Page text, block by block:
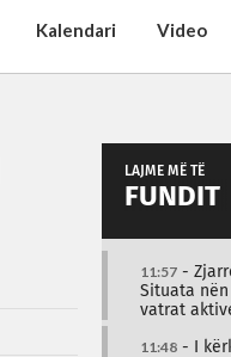
Kalendari Video
LAJME MË TË
FUNDIT
11:57 -
Situata
vatrat
11:48 - I